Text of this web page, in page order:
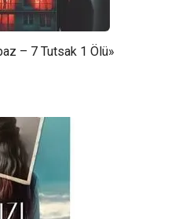
– 7 Tutsak 1 Ölü»